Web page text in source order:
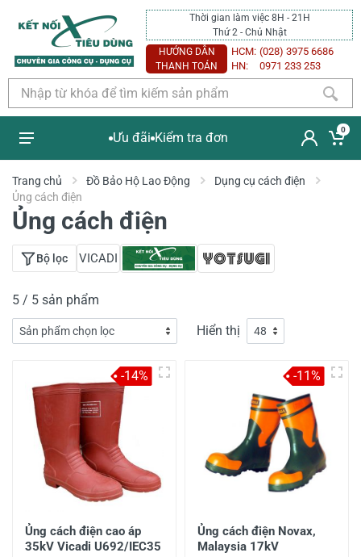
Thời gian làm việc 8H - 21H
Thứ 2 - Chủ Nhật
HƯỚNG DẪN
THANH TOÁN
HCM: (028) 3975 6686
HN:
0971 233 253
Ưu đãi Kiểm tra đơn
0
Trang chủ Đồ Bảo Hộ Lao Động
Dụng cụ cách điện
Ủng cách điện
Ủng cách điện
Bộ lọc VICADI
5 / 5 sản phẩm
Hiển thị
Ủng cách điện cao áp
35kV Vicadi U692/IEC35
-14%
Ủng cách điện Novax,
Malaysia 17kV
-11%